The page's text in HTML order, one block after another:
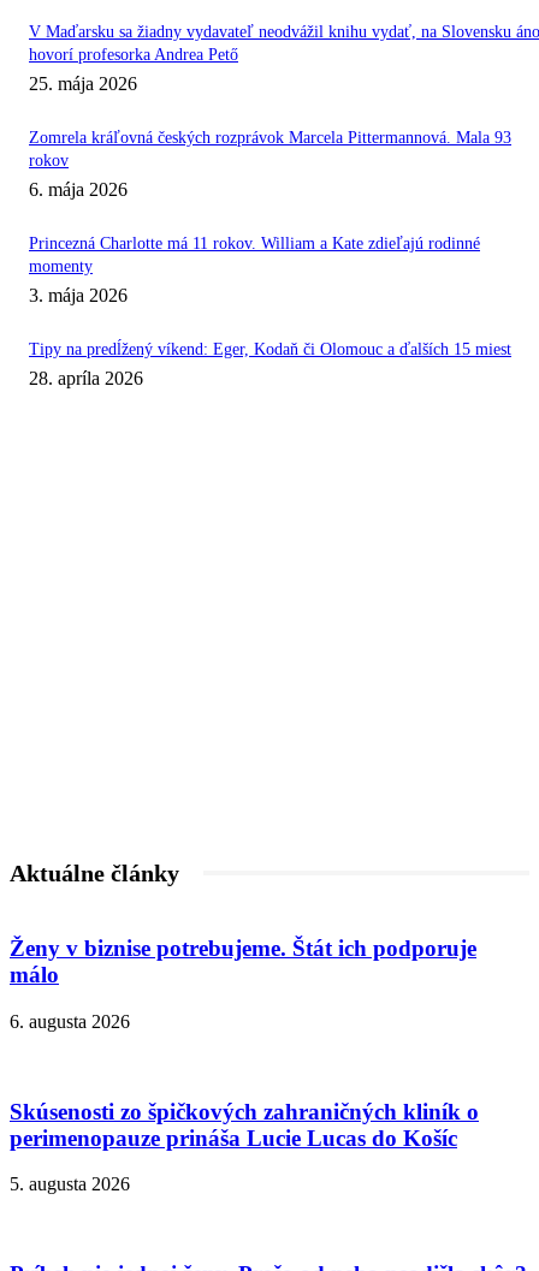
V Maďarsku sa žiadny vydavateľ neodvážil knihu vydať, na Slovensku
hovorí profesorka Andrea Pető
25. mája 2026
Zomrela kráľovná českých rozprávok Marcela Pittermannová. Mala 93
rokov
6. mája 2026
Princezná Charlotte má 11 rokov. William a Kate zdieľajú rodinné
momenty
3. mája 2026
Tipy na predĺžený víkend: Eger, Kodaň či Olomouc a ďalších 15 miest
28. apríla 2026
Aktuálne články
Ženy v biznise potrebujeme. Štát ich podporuje
málo
6. augusta 2026
Skúsenosti zo špičkových zahraničných kliník o
perimenopauze prináša Lucie Lucas do Košíc
5. augusta 2026